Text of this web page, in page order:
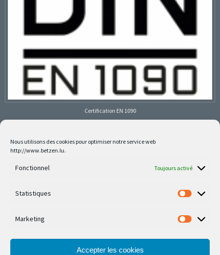
Nous utilisons des cookies pour optimiser notre service web
http://www.betzen.lu.
Fonctionnel Toujours activé
Statistiques
Marketing
Accepter les cookies
Certification EN 1090
Follow us on social media